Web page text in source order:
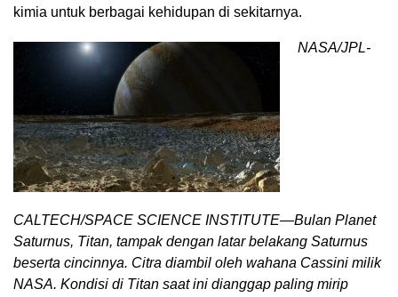
kimia untuk berbagai kehidupan di sekitarnya.
NASA/JPL-
CALTECH/SPACE SCIENCE INSTITUTE—Bulan Planet
Saturnus, Titan, tampak dengan latar belakang Saturnus
beserta cincinnya. Citra diambil oleh wahana Cassini milik
NASA. Kondisi di Titan saat ini dianggap paling mirip